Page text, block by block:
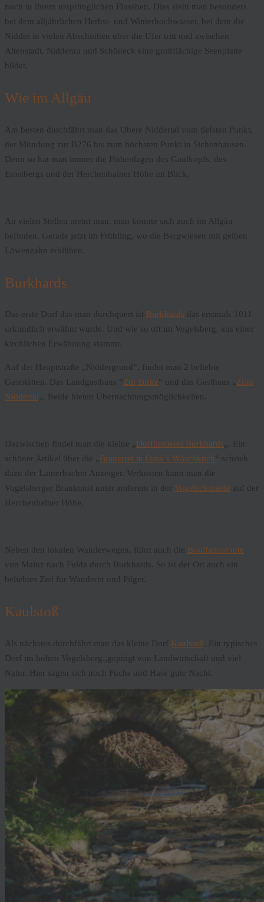
noch in ihrem ursprünglichen Flussbett. Dies sieht man besonders
bei dem alljährlichen Herbst- und Winterhochwasser, bei dem die
Nidder in vielen Abschnitten über die Ufer tritt und zwischen
Altenstadt, Nidderau und Schöneck eine großflächige Seenplatte
bildet.
Wie im Allgäu
Am besten durchfährt man das Obere Niddertal vom tiefsten Punkt,
der Mündung zur B276 bis zum höchsten Punkt in Sichenhausen.
Denn so hat man immer die Höhenlagen des Gaulkopfs, des
Ernstbergs und der Herchenhainer Höhe im Blick.
An vielen Stellen meint man, man könnte sich auch im Allgäu
befinden. Gerade jetzt im Frühling, wo die Bergwiesen mit gelben
Löwenzahn erblühen.
Burkhards
Das erste Dorf das man durchquert ist Burkhards das erstmals 1011
urkundlich erwähnt wurde. Und wie so oft im Vogelsberg, aus einer
kirchlichen Erwähnung stammt.
Auf der Hauptstraße „Niddergrund“, findet man 2 beliebte
Gaststätten. Das Landgasthaus “Zur Birke“ und das Gasthaus „ Zum
Niddertal „. Beide bieten Übernachtungsmöglichkeiten.
Dazwischen findet man die kleine „ Dorfbrauerei Burkhards „. Ein
schöner Artikel über die „ Brauerrei in Oma`s Wäschküch“ schrieb
dazu der Lauterbacher Anzeiger. Verkosten kann man die
Vogelsberger Braukunst unter anderem in der Vogelschmiede auf der
Herchenhainer Höhe.
Neben den lokalen Wanderwegen, führt auch die Bonifatiusroute
von Mainz nach Fulda durch Burkhards. So ist der Ort auch ein
beliebtes Ziel für Wanderer und Pilger.
Kaulstoß
Als nächstes durchfährt man das kleine Dorf Kaulstoß . Ein typisches
Dorf im hohen Vogelsberg.,geprägt von Landwirtschaft und viel
Natur. Hier sagen sich noch Fuchs und Hase gute Nacht.